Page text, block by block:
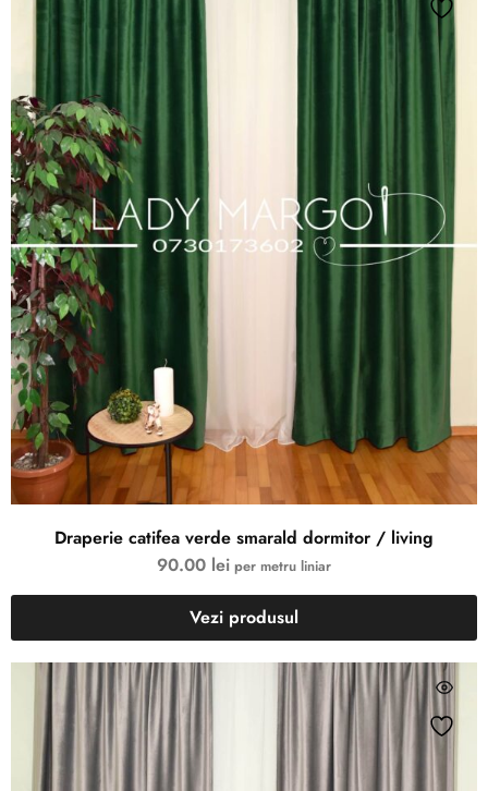
Draperie catifea verde smarald dormitor / living
90.00 lei per metru liniar
Vezi produsul